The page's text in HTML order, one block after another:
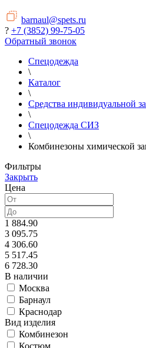
barnaul@spets.ru
? +7 (3852) 99-75-05
Обратный звонок
Спецодежда
\
Каталог
\
Средства индивидуальной
\
Спецодежда СИЗ
\
Комбинезоны химической
Фильтры
Закрыть
Цена
1 884.90
3 095.75
4 306.60
5 517.45
6 728.30
В наличии
Москва
Барнаул
Краснодар
Вид изделия
Комбинезон
Костюм